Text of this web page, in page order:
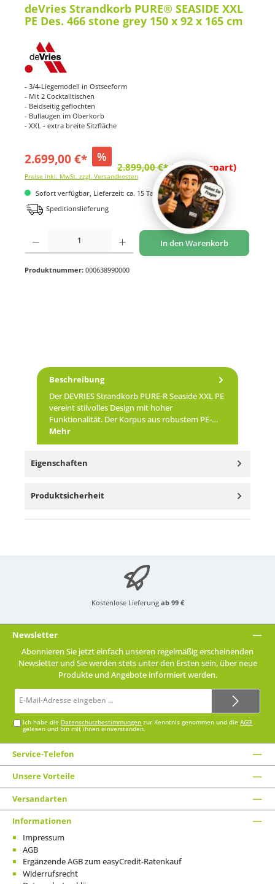
deVries Strandkorb PURE® SEASIDE XXL
PE Des. 466 stone grey 150 x 92 x 165 cm
- 3/4-Liegemodell in Ostseeform
- Mit 2 Cocktailtischen
- Beidseitig geflochten
- Bullaugen im Oberkorb
- XXL - extra breite Sitzfläche
2.699,00 €* %
2.899,00 €* (6.9% gespart)
Preise inkl. MwSt. zzgl. Versandkosten
Sofort verfügbar, Lieferzeit: ca. 15 Tage
Speditionslieferung
Produkt Anzahl: Gib den gewünschten Wert ein oder benutze die Schaltflächen um
In den Warenkorb
Produktnummer: 000638990000
Beschreibung
Der DEVRIES Strandkorb PURE-R Seaside XXL PE
vereint stilvolles Design mit hoher
Funktionalität. Der Korpus aus robustem PE-…
Mehr
Eigenschaften
Produktsicherheit
Kostenlose Lieferung ab 99 €
Newsletter
Abonnieren Sie jetzt einfach unseren regelmäßig erscheinenden
Newsletter und Sie werden stets unter den Ersten sein, über neue
Produkte und Angebote informiert werden.
Mail-
Ich habe die Datenschutzbestimmungen zur Kenntnis genommen und dieAGB
gelesen und bin mit ihnen einverstanden.
Service-Telefon
Unsere Vorteile
Versandarten
Informationen
Impressum
AGB
Ergänzende AGB zum easyCredit-Ratenkauf
Widerrufsrecht